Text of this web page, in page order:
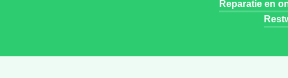
Reparatie en